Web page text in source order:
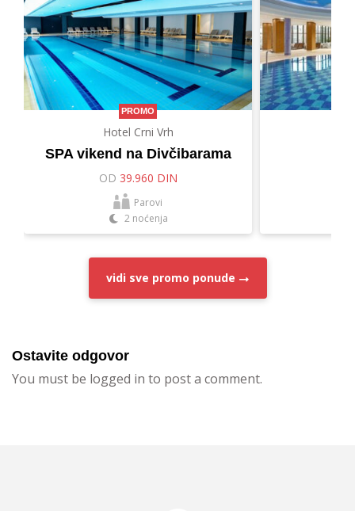
PROMO
Hotel Crni Vrh
SPA vikend na Divčibarama
OD 39.960 DIN
Parovi
2 noćenja
vidi sve promo ponude
Ostavite odgovor
You must be logged in to post a comment.